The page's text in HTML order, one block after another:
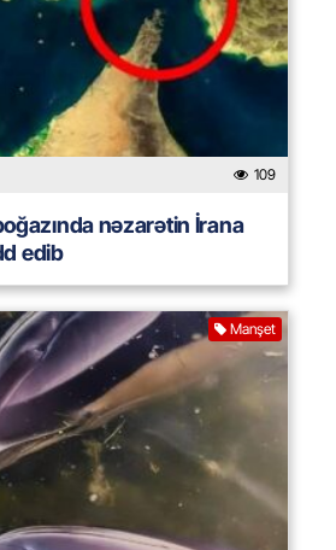
109
nəzarətin İrana
edib
Manşet